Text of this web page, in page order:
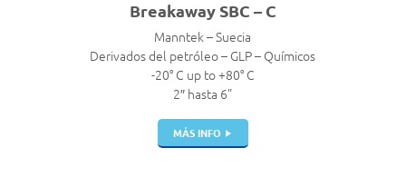
Breakaway SBC – C
Manntek – Suecia
Derivados del petróleo – GLP – Químicos
-20° C up to +80° C
2″ hasta 6”
MÁS INFO